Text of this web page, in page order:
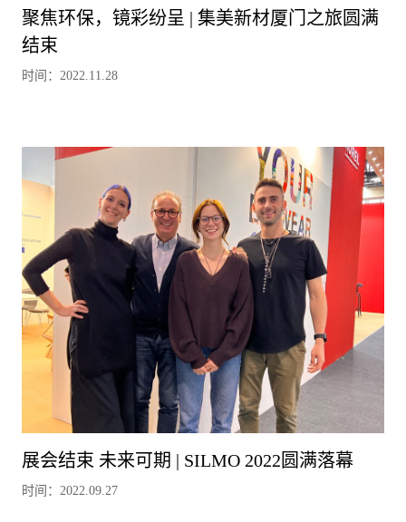
聚焦环保，镜彩纷呈 | 集美新材厦门之旅圆满
结束
时间：2022.11.28
展会结束 未来可期 | SILMO 2022圆满落幕
时间：2022.09.27